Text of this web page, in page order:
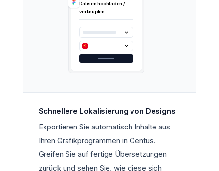
Dateien hochladen /
verknüpfen
Schnellere Lokalisierung von Designs
Exportieren Sie automatisch Inhalte aus
Ihren Grafikprogrammen in Centus.
Greifen Sie auf fertige Übersetzungen
zurück und sehen Sie, wie diese sich